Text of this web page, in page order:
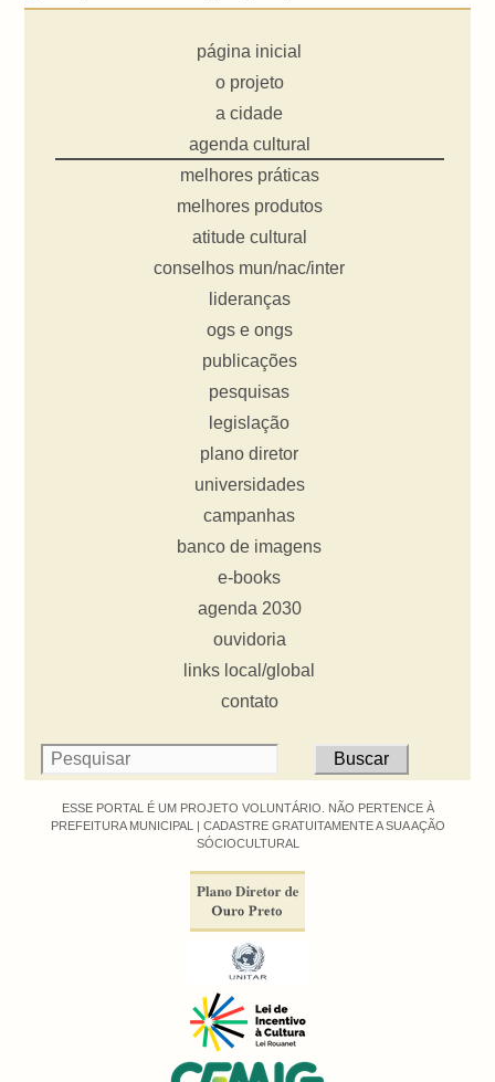
página inicial
o projeto
a cidade
agenda cultural
melhores práticas
melhores produtos
atitude cultural
conselhos mun/nac/inter
lideranças
ogs e ongs
publicações
pesquisas
legislação
plano diretor
universidades
campanhas
banco de imagens
e-books
agenda 2030
ouvidoria
links local/global
contato
ESSE PORTAL É UM PROJETO VOLUNTÁRIO. NÃO PERTENCE À
PREFEITURA MUNICIPAL | CADASTRE GRATUITAMENTE A SUA AÇÃO
SÓCIOCULTURAL